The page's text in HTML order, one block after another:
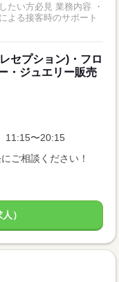
たい方必見 業務内容 ・
よる接客時のサポート
セプション)・フロ
・ジュエリー販売
11:15〜20:15
ご相談ください！
）